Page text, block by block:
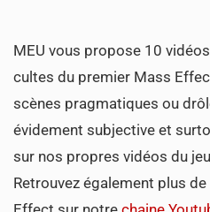
MEU vous propose 10
cultes du premier Mass
scènes pragmatiques ou
évidement subjective et
sur nos propres vidéos du
Retrouvez également plus